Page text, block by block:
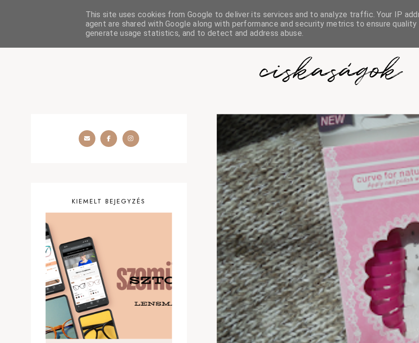
SZÉPSÉGÁPOLÁS OUTFIT SZEMÉLYES
ciskaságok
KIEMELT BEJEGYZÉS
This site uses cookies from Google to deliver its services and to analyze traffic. Your IP
agent are shared with Google along with performance and security metrics to ensure
generate usage statistics, and to detect and address abuse.